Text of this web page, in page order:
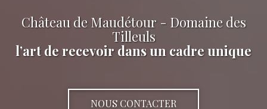
Château de Maudétour - Domaine des
Tilleuls
l’art de recevoir dans un cadre unique
NOUS CONTACTER